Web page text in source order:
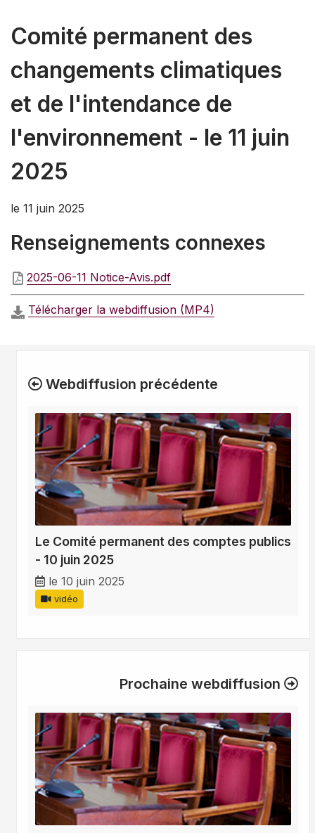
Comité permanent des
changements climatiques
et de l'intendance de
l'environnement - le 11 juin
2025
le 11 juin 2025
Renseignements connexes
2025-06-11 Notice-Avis.pdf
Télécharger la webdiffusion (MP4)
Webdiffusion précédente
Le Comité permanent des comptes publics
- 10 juin 2025
le 10 juin 2025
vidéo
Prochaine webdiffusion